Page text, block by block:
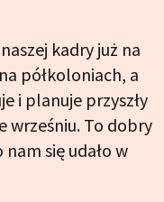
kadry już na
półkoloniach, a
i planuje przyszły
wrześniu. To dobry
się udało w